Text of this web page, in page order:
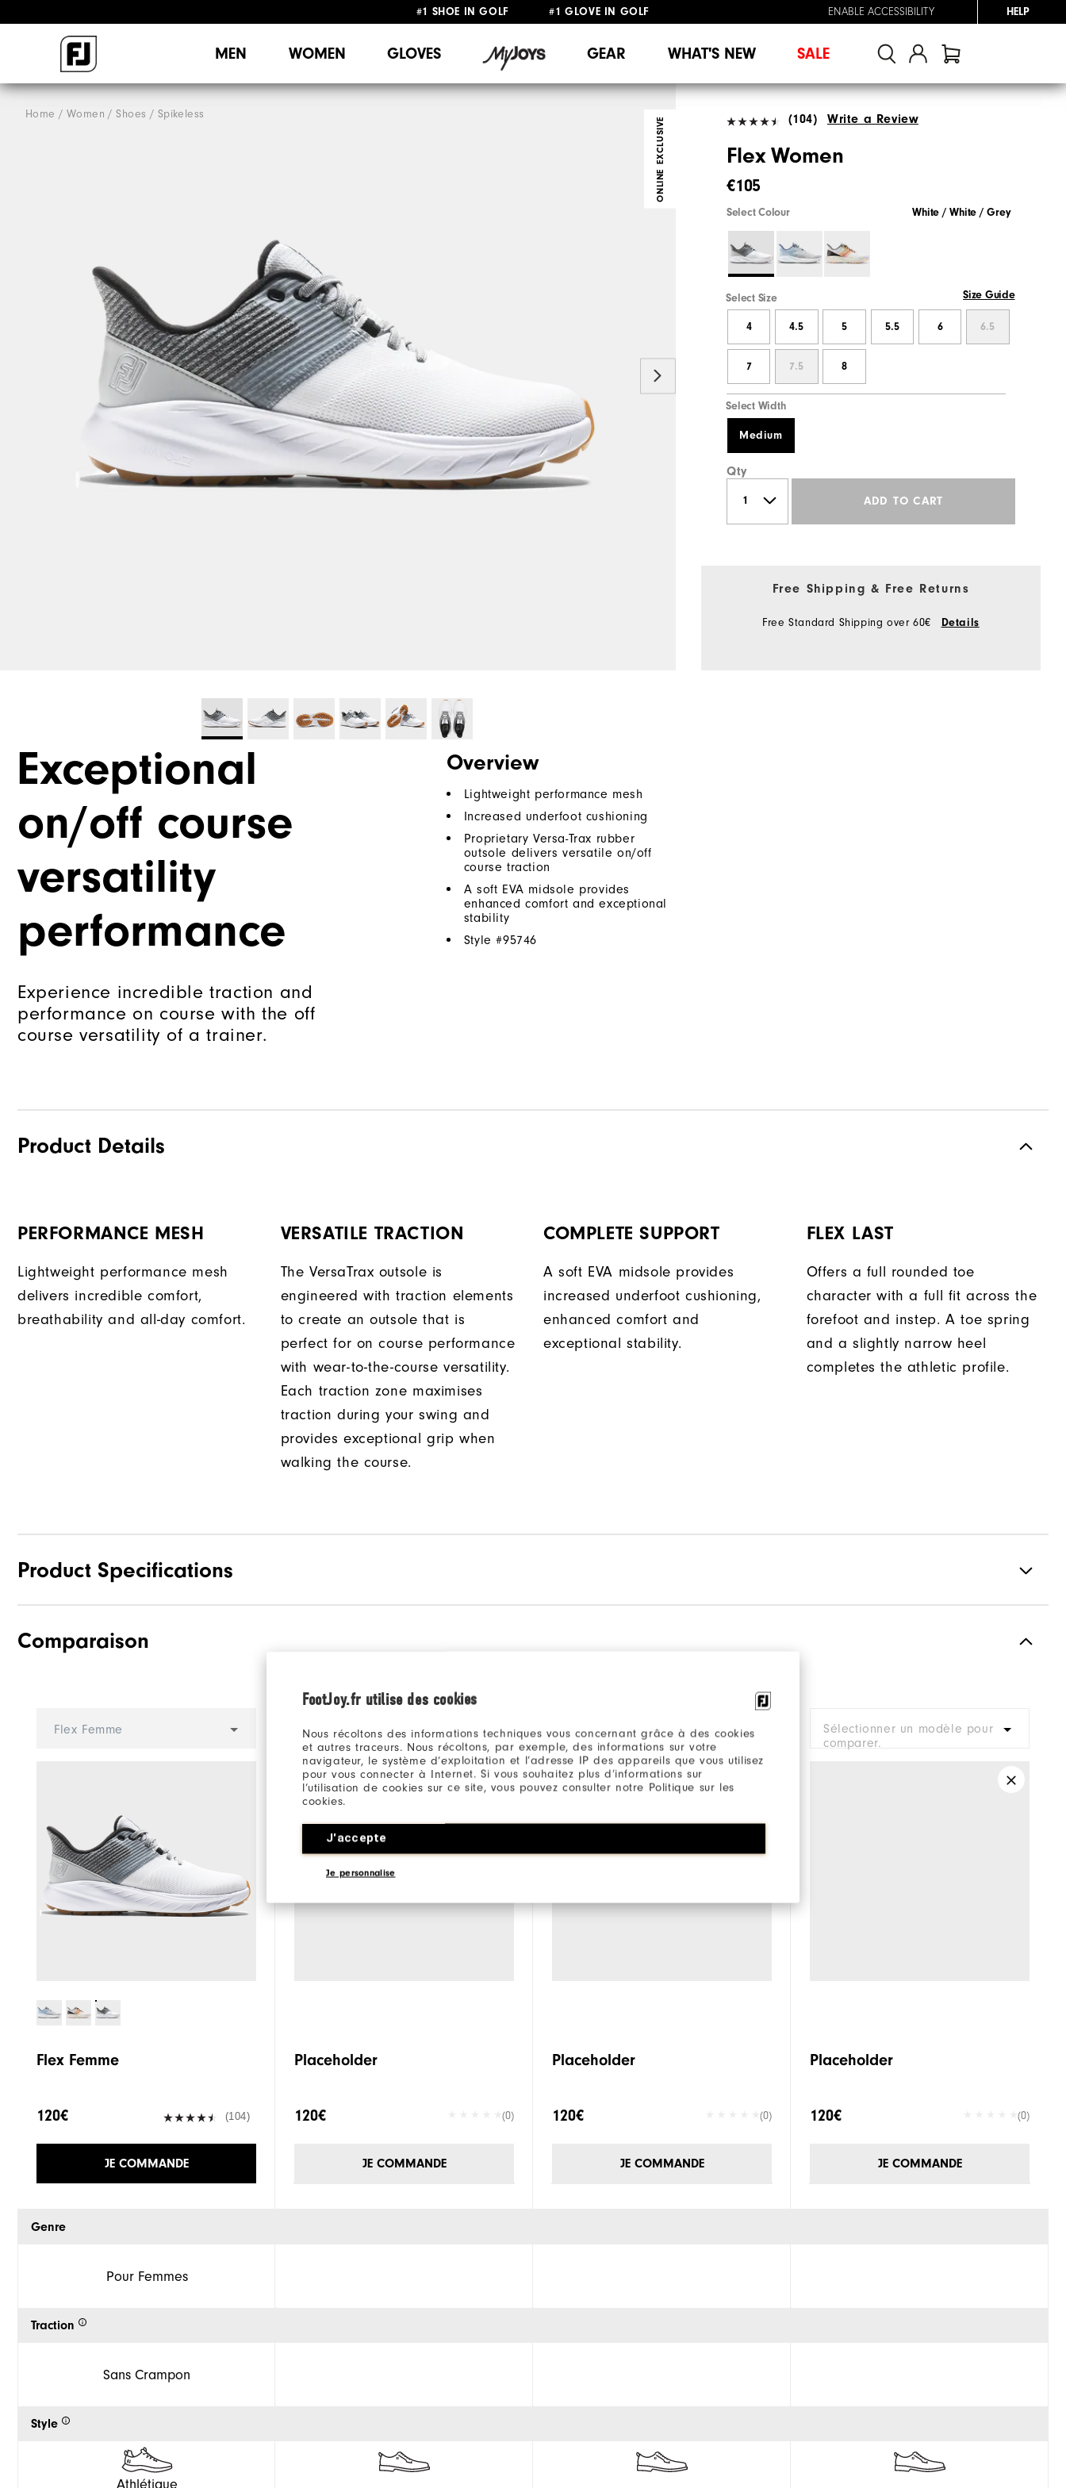
FootJoy.fr utilise des cookies
Nous récoltons des informations techniques vous concernant grâce à des cookies
et autres traceurs. Nous récoltons, par exemple, des informations sur votre
navigateur, le système d’exploitation et l’adresse IP des appareils que vous utilisez
pour vous connecter à Internet. Si vous souhaitez plus d’informations sur
l’utilisation de cookies sur ce site, vous pouvez consulter notre Politique sur les
cookies.
J'accepte
Je personnalise
#1 SHOE IN GOLF #1 GLOVE IN GOLF
ENABLE ACCESSIBILITY HELP
MEN WOMEN GLOVES GEAR WHAT'S NEW SALE
Home Women Shoes Spikeless
ONLINE EXCLUSIVE (104) Write a Review
Flex Women
€105
Select Colour White / White / Grey
Select Size Size Guide
4 4.5 5 5.5 6 6.5
7 7.5 8
Select Width
Medium
Qty
ADD TO CART
Free Shipping & Free Returns
Free Standard Shipping over 60€ Details
Exceptional
on/off course
versatility
performance
Experience incredible traction and
performance on course with the off
course versatility of a trainer.
Overview
Lightweight performance mesh
Increased underfoot cushioning
Proprietary Versa-Trax rubber
outsole delivers versatile on/off
course traction
A soft EVA midsole provides
enhanced comfort and exceptional
stability
Style #95746
Product Details
PERFORMANCE MESH
Lightweight performance mesh
delivers incredible comfort,
breathability and all-day comfort.
VERSATILE TRACTION
The VersaTrax outsole is
engineered with traction elements
to create an outsole that is
perfect for on course performance
with wear-to-the-course versatility.
Each traction zone maximises
traction during your swing and
provides exceptional grip when
walking the course.
COMPLETE SUPPORT
A soft EVA midsole provides
increased underfoot cushioning,
enhanced comfort and
exceptional stability.
FLEX LAST
Offers a full rounded toe
character with a full fit across the
forefoot and instep. A toe spring
and a slightly narrow heel
completes the athletic profile.
Product Specifications
Materials Textile / Synthetic
Stability Flexible
Comparaison
Flex Femme
Flex Femme
120€ (104)
JE COMMANDE
Genre
Pour Femmes
Traction
Sans Crampon
Style
Athlétique
Sélectionner un modèle pour
comparer.
Placeholder
120€ (0)
JE COMMANDE
Sélectionner un modèle pour
comparer.
Placeholder
120€ (0)
JE COMMANDE
Sélectionner un modèle pour
comparer.
Placeholder
120€ (0)
JE COMMANDE